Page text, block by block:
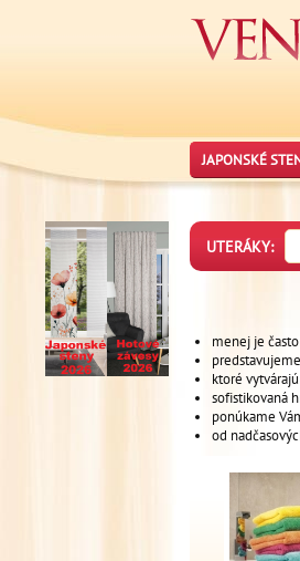
JAPONSKÉ
UTERÁKY:
menej je
ktoré
sofistikovaná
ponúkame
od